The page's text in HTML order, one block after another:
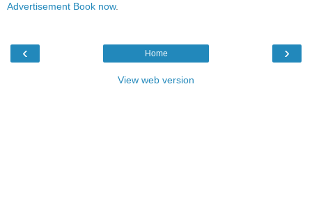
Advertisement Book now.
‹ ›
Home
View web version